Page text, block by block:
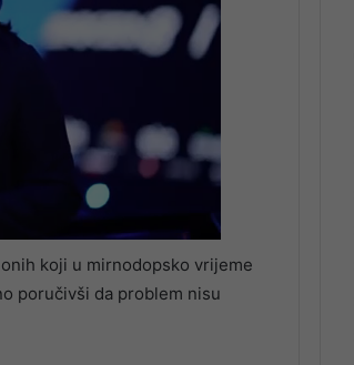
koji u mirnodopsko vrijeme
poručivši da problem nisu